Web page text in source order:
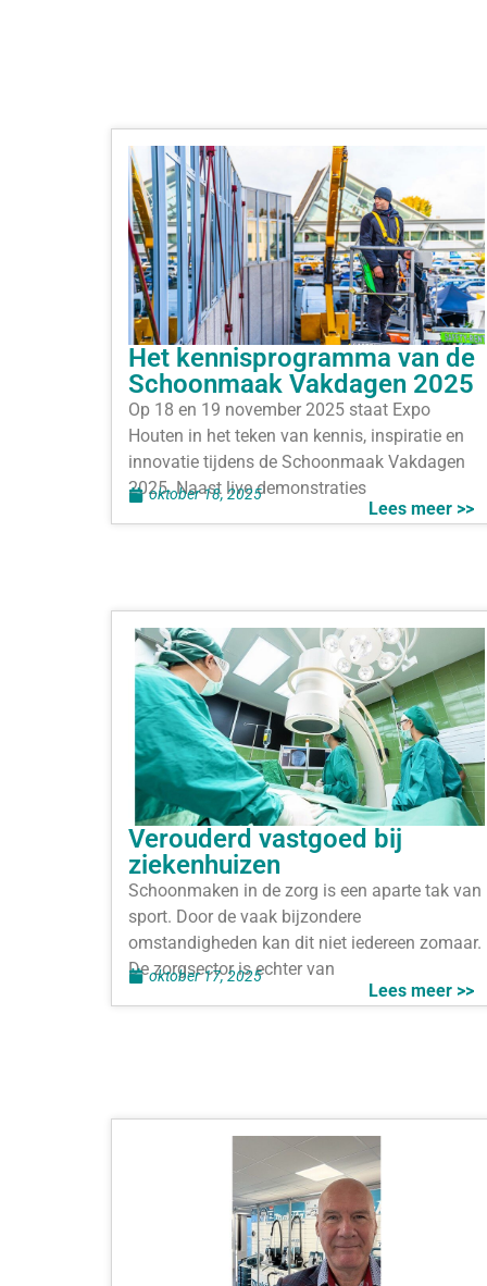
Het kennisprogramma van de
Schoonmaak Vakdagen 2025
Op 18 en 19 november 2025 staat Expo
Houten in het teken van kennis, inspiratie en
innovatie tijdens de Schoonmaak Vakdagen
2025. Naast live demonstraties
Lees meer >>
oktober 18, 2025
Verouderd vastgoed bij
ziekenhuizen
Schoonmaken in de zorg is een aparte tak van
sport. Door de vaak bijzondere
omstandigheden kan dit niet iedereen zomaar.
De zorgsector is echter van
Lees meer >>
oktober 17, 2025